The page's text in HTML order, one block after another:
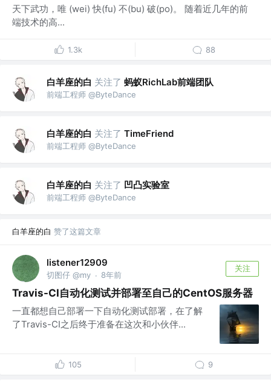
天下武功，唯 (wei) 快(fu) 不(bu) 破(po)。 随着近几年的前
端技术的高...
1.3k 88
白羊座的白 关注了 蚂蚁RichLab前端团队
前端工程师 @ByteDance
白羊座的白 关注了 TimeFriend
前端工程师 @ByteDance
白羊座的白 关注了 凹凸实验室
前端工程师 @ByteDance
白羊座的白 赞了这篇文章
listener12909
切图仔 @my · 8年前
关注
Travis-CI自动化测试并部署至自己的CentOS服务器
一直都想自己部署一下自动化测试部署，在了解
了Travis-CI之后终于准备在这次和小伙伴...
105 9